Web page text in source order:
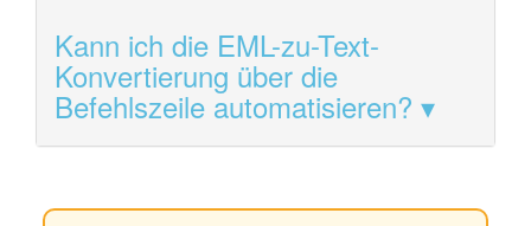
Kann ich die EML-zu-Text-
Konvertierung über die
Befehlszeile automatisieren?